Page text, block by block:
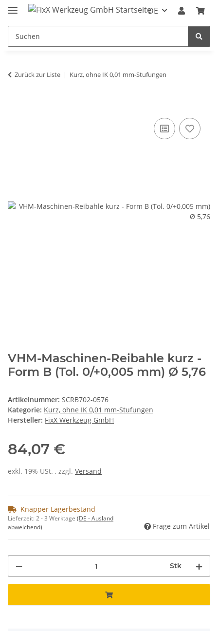
DE
Zurück zur Liste Kurz, ohne IK 0,01 mm-Stufungen
VHM-Maschinen-Reibahle kurz -
Form B (Tol. 0/+0,005 mm) Ø 5,76
Artikelnummer: SCRB702-0576
Kategorie: Kurz, ohne IK 0,01 mm-Stufungen
Hersteller: FixX Werkzeug GmbH
84,07 €
exkl. 19% USt. , zzgl. Versand
Knapper Lagerbestand
Lieferzeit:2 - 3 Werktage (DE - Ausland
abweichend)
Frage zum Artikel
Stk